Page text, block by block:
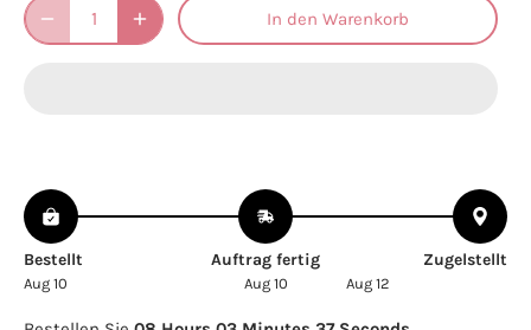
In den Warenkorb
Bestellt
Aug 10
Auftrag fertig
Aug 10
Zugelstellt
Aug 12